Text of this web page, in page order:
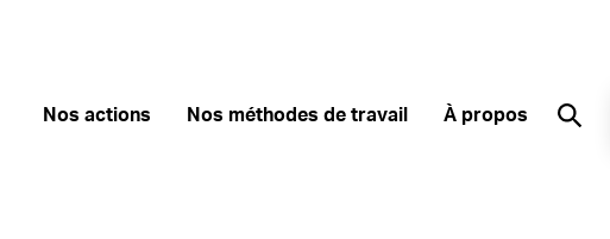
Nos actions Nos méthodes de travail À propos